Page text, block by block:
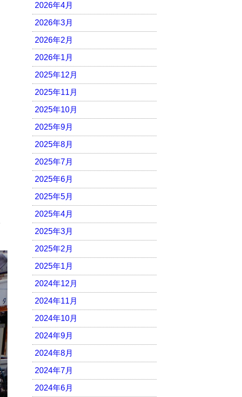
2026年4月
2026年3月
2026年2月
2026年1月
2025年12月
2025年11月
2025年10月
2025年9月
2025年8月
2025年7月
2025年6月
2025年5月
2025年4月
2025年3月
2025年2月
2025年1月
2024年12月
2024年11月
2024年10月
2024年9月
2024年8月
2024年7月
2024年6月